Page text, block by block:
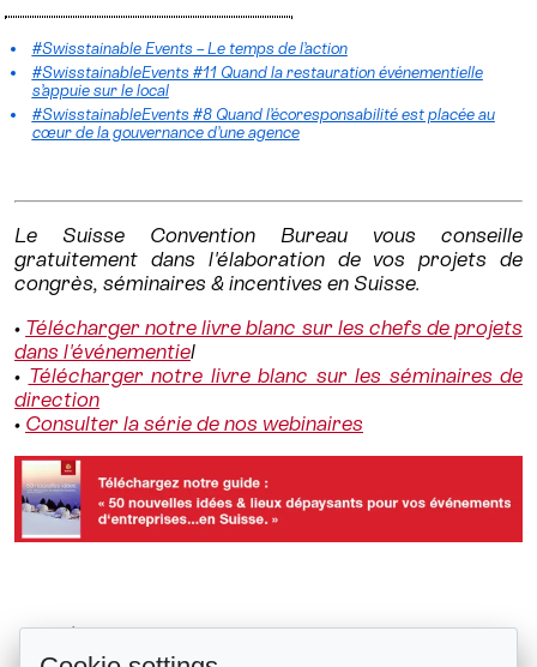
#Swisstainable Events – Le temps de l’action
#SwisstainableEvents #11 Quand la restauration événementielle
s’appuie sur le local
#SwisstainableEvents #8 Quand l’écoresponsabilité est placée au
cœur de la gouvernance d’une agence
Le Suisse Convention Bureau vous conseille
gratuitement dans l'élaboration de vos projets de
congrès, séminaires & incentives en Suisse.
• Télécharger notre livre blanc sur les chefs de projets
dans l'événementiel
• Télécharger notre livre blanc sur les séminaires de
direction
• Consulter la série de nos webinaires
#SwisstainableEvents #11 Quand...